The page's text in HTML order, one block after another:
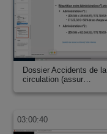
Dossier Accidents de la
circulation (assur…
03:00:40